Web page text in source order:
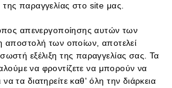
παραγγελίας στο site μας.
απενεργοποίησης αυτών των
αποστολή των οποίων, αποτελεί
εξέλιξη της παραγγελίας σας. Τα
να φροντίζετε να μπορούν να
τα διατηρείτε καθ' όλη την διάρκεια